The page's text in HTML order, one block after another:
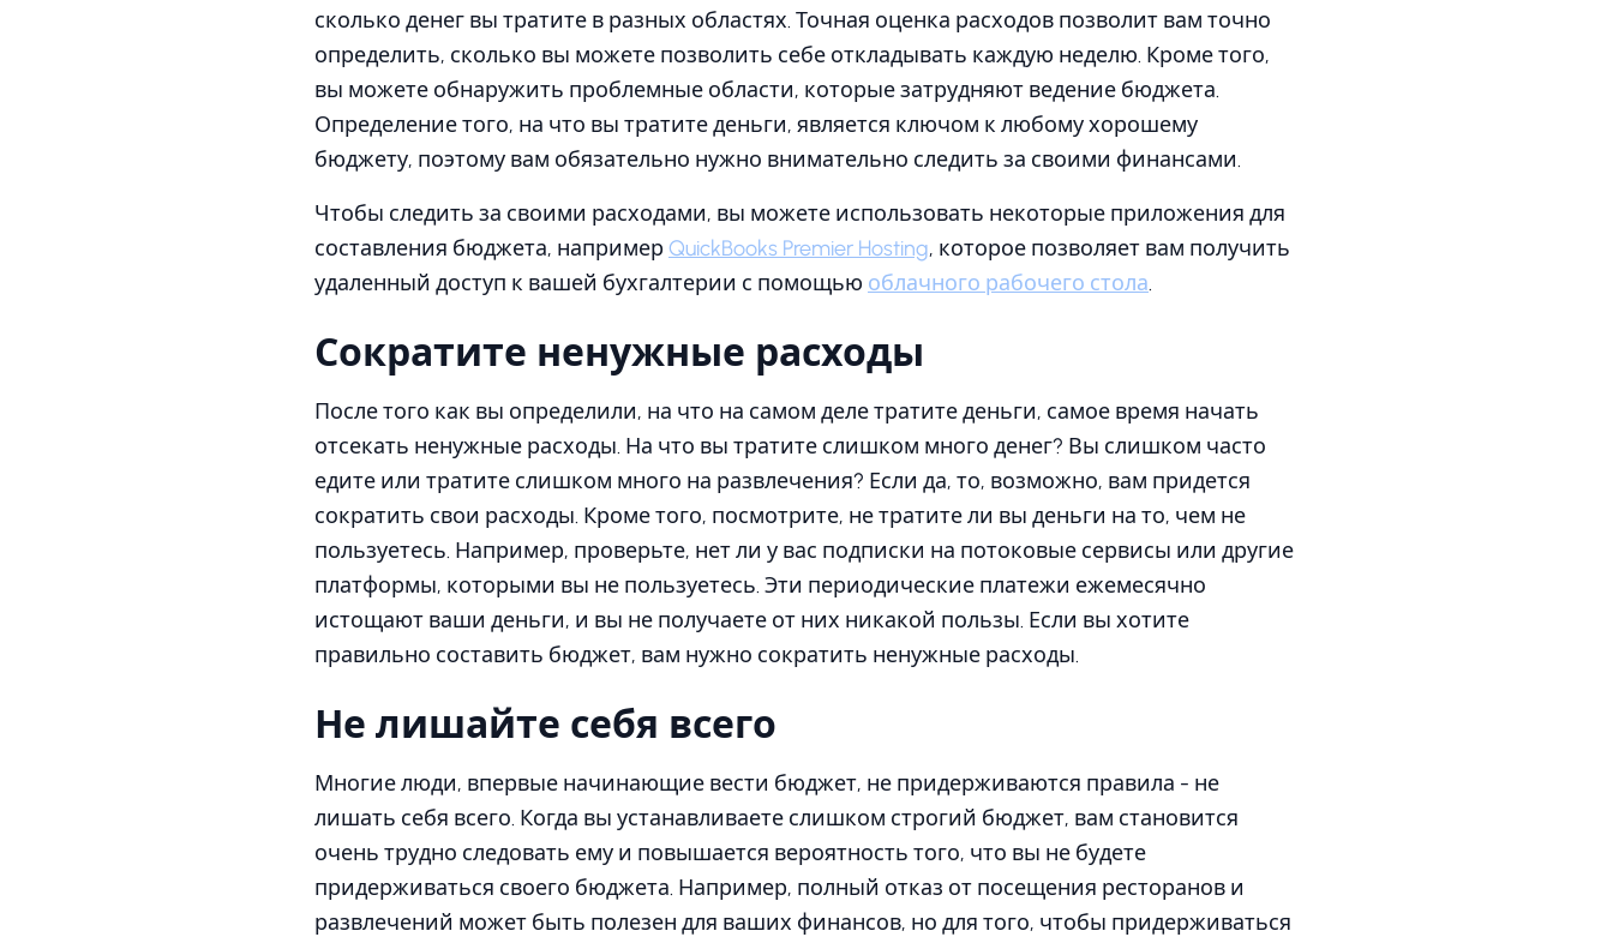
сколько денег вы тратите в разных областях. Точная оценка расходов позволит вам точно
определить, сколько вы можете позволить себе откладывать каждую неделю. Кроме того,
вы можете обнаружить проблемные области, которые затрудняют ведение бюджета.
Определение того, на что вы тратите деньги, является ключом к любому хорошему
бюджету, поэтому вам обязательно нужно внимательно следить за своими финансами.
Чтобы следить за своими расходами, вы можете использовать некоторые приложения для
составления бюджета, например QuickBooks Premier Hosting, которое позволяет вам получить
удаленный доступ к вашей бухгалтерии с помощью облачного рабочего стола.
Сократите ненужные расходы
После того как вы определили, на что на самом деле тратите деньги, самое время начать
отсекать ненужные расходы. На что вы тратите слишком много денег? Вы слишком часто
едите или тратите слишком много на развлечения? Если да, то, возможно, вам придется
сократить свои расходы. Кроме того, посмотрите, не тратите ли вы деньги на то, чем не
пользуетесь. Например, проверьте, нет ли у вас подписки на потоковые сервисы или другие
платформы, которыми вы не пользуетесь. Эти периодические платежи ежемесячно
истощают ваши деньги, и вы не получаете от них никакой пользы. Если вы хотите
правильно составить бюджет, вам нужно сократить ненужные расходы.
Не лишайте себя всего
Многие люди, впервые начинающие вести бюджет, не придерживаются правила - не
лишать себя всего. Когда вы устанавливаете слишком строгий бюджет, вам становится
очень трудно следовать ему и повышается вероятность того, что вы не будете
придерживаться своего бюджета. Например, полный отказ от посещения ресторанов и
развлечений может быть полезен для ваших финансов, но для того, чтобы придерживаться